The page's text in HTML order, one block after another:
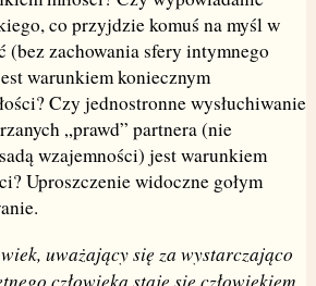
co przyjdzie komuś na myśl w
(bez zachowania sfery intymnego
warunkiem koniecznym
Czy jednostronne wysłuchiwanie
„prawd” partnera (nie
wzajemności) jest warunkiem
Uproszczenie widoczne gołym
uważający się za wystarczająco
człowieka staje się człowiekiem